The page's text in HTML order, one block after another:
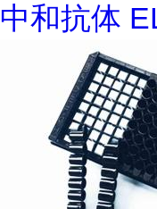
中和抗体